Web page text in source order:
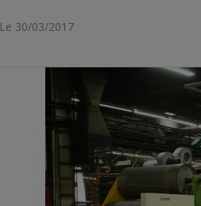
Le 30/03/2017